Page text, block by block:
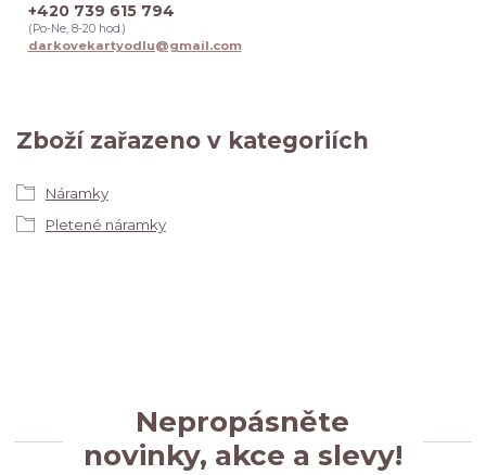
Zboží zařazeno v kategoriích
Náramky
Pletené náramky
+420 739 615 794
(Po-Ne, 8-20 hod.)
darkovekartyodlu@gmail.com
Nepropásněte
novinky, akce a slevy!